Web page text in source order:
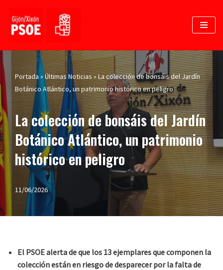
Saltar
contenido
Portada »Últimas Noticias»La colección de bonsáis del Jardín
Botánico Atlántico, un patrimonio histórico en peligro
La colección de bonsáis del Jardín
Botánico Atlántico, un patrimonio
histórico en peligro
11/06/2026
El PSOE alerta de que los 13 ejemplares que componen la
colección están en riesgo de desparecer por la falta de